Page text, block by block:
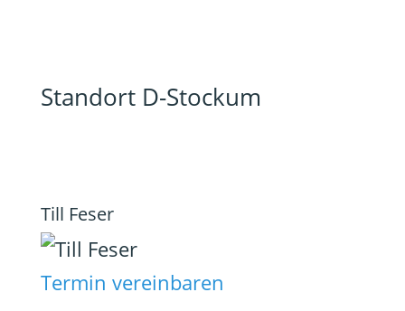
Standort D-Stockum
Till Feser
Termin vereinbaren